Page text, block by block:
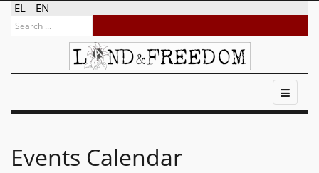
EL EN
Events Calendar